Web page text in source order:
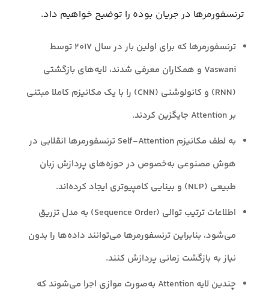
ترنسفورمرها در جریان بوده را توضیح خواهیم داد.
ترنسفورمرها که برای اولین بار در سال ۲۰۱۷ توسط
Vaswani و همکاران معرفی شدند، لایه‌های بازگشتی
(RNN) و کانولوشنی (CNN) را با یک مکانیزم کاملا مبتنی
بر Attention جایگزین کردند.
به لطف مکانیزم Self-Attention ترنسفورمرها انقلابی در
هوش مصنوعی به‌خصوص در حوزه‌های پردازش زبان
طبیعی (NLP) و بینایی کامپیوتری ایجاد کرده‌اند.
اطلاعات ترتیب توالی (Sequence Order) به مدل تزریق
می‌شود، بنابراین ترنسفورمرها می‌توانند داده‌ها را بدون
نیاز به بازگشت زمانی پردازش کنند.
چندین لایه Attention به‌صورت موازی اجرا می‌شوند که